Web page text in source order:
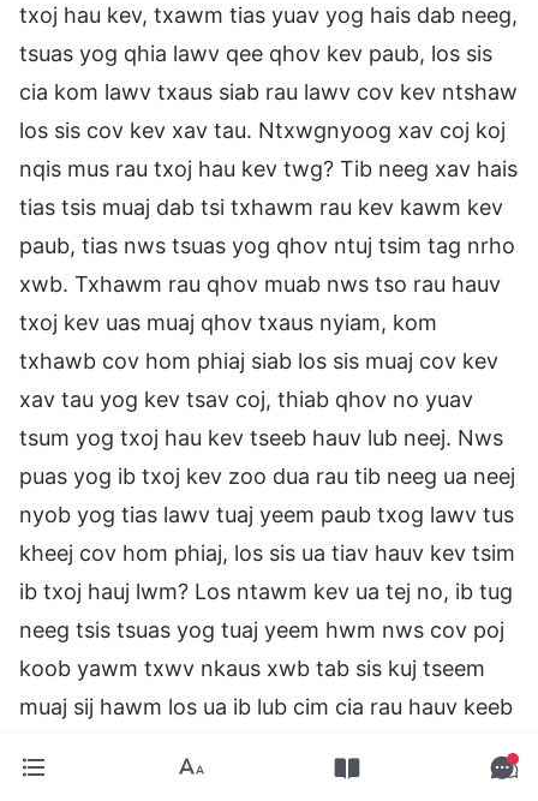
txoj hau kev, txawm tias yuav yog hais dab neeg,
tsuas yog qhia lawv qee qhov kev paub, los sis
cia kom lawv txaus siab rau lawv cov kev ntshaw
los sis cov kev xav tau. Ntxwgnyoog xav coj koj
nqis mus rau txoj hau kev twg? Tib neeg xav hais
tias tsis muaj dab tsi txhawm rau kev kawm kev
paub, tias nws tsuas yog qhov ntuj tsim tag nrho
xwb. Txhawm rau qhov muab nws tso rau hauv
txoj kev uas muaj qhov txaus nyiam, kom
txhawb cov hom phiaj siab los sis muaj cov kev
xav tau yog kev tsav coj, thiab qhov no yuav
tsum yog txoj hau kev tseeb hauv lub neej. Nws
puas yog ib txoj kev zoo dua rau tib neeg ua neej
nyob yog tias lawv tuaj yeem paub txog lawv tus
kheej cov hom phiaj, los sis ua tiav hauv kev tsim
ib txoj hauj lwm? Los ntawm kev ua tej no, ib tug
neeg tsis tsuas yog tuaj yeem hwm nws cov poj
koob yawm txwv nkaus xwb tab sis kuj tseem
muaj sij hawm los ua ib lub cim cia rau hauv keeb
yog qhov zoo hauv tib neeg ntiaj teb ob lub qhov